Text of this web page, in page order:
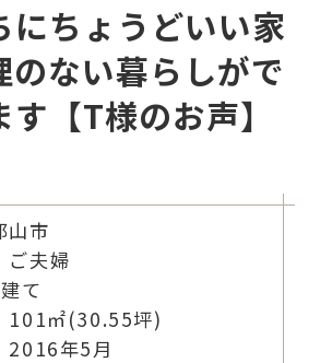
にちょうどいい家
のない暮らしがで
【T様のお声】
山市
ご夫婦
て
101㎡(30.55坪)
2016年5月